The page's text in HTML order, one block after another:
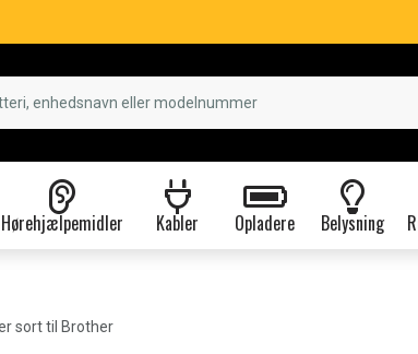
Hørehjælpemidler Kabler Opladere Belysning
sort til Brother